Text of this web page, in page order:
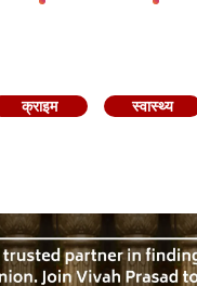
क्राइम स्वास्थ्य